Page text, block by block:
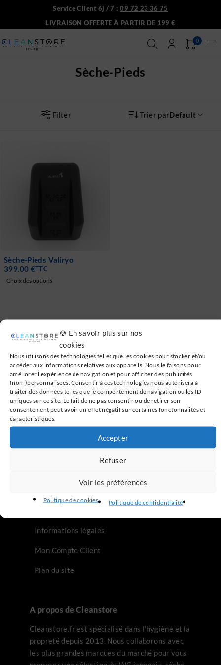
🍪 En savoir plus sur nos
cookies
Nous utilisons des technologies telles que les cookies pour stocker et/ou
accéder aux informations relatives aux appareils. Nous le faisons pour
améliorer l’expérience de navigation et pour afficher des publicités
(non-)personnalisées. Consentir à ces technologies nous autorisera à
traiter des données telles que le comportement de navigation ou les ID
uniques sur ce site. Le fait de ne pas consentir ou de retirer son
consentement peut avoir un effet négatif sur certaines fonctonnalités et
caractéristiques.
Accepter
Refuser
Voir les préférences
Politique de cookies Politique de confidentialité
Service Client 6j / 7 :09 72 23 36 75
LIVRAISON OFFERTE À PARTIR DE 199 €
0
Sèche-Pieds
Filter Trier parDefault
Sèche-Pieds Valiryo
399.00 €TTC
Choix des options
Notre site
Accueil
Abattant WC Japonais
WC Japonais
Informations légales
Mon Compte Client
Plan du site
A propos de Cleanstore
Cleanstore.fr est spécialisé dans l’hygiène et la
propreté depuis 2013. Nous collaborons avec
les plus grandes marques du marché pour vous